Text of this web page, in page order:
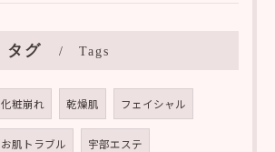
タグ Tags
化粧崩れ 乾燥肌 フェイシャル
お肌トラブル 宇部エステ